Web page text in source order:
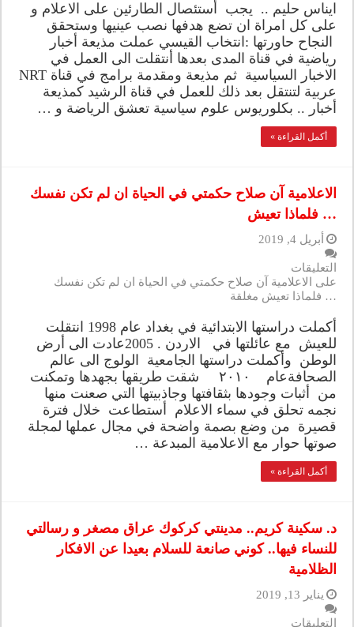
ايناس حليم .. يجب أستئصال الطارئين على الاعلام و
على كل امراة ان تضع هدفها نصب عينيها وستحقق
النجاح حاورتها :انتخاب القيسي عملت مذيعة أخبار
رياضية في قناة المدى بعدها أنتقلت الى العمل في
الاخبار السياسية ثم مذيعة ومقدمة برامج في قناة NRT
عربية لتنتقل بعد ذلك للعمل في قناة الرشيد كمذيعة
أخبار .. بكلوريوس علوم سياسية تعشق الرياضة و …
أكمل القراءة »
الاعلامية آن صلاح حكمتي في الحياة ان لم تكن نفسك
… فلماذا تعيش
أبريل 4, 2019
التعليقات
على الاعلامية آن صلاح حكمتي في الحياة ان لم تكن نفسك
… فلماذا تعيش مغلقة
أكملت دراستها الابتدائية في بغداد عام 1998 انتقلت
للعيش مع عائلتها في الاردن . 2005عادت الى أرض
الوطن وأكملت دراستها الجامعية الولوج الى عالم
الصحافةعام ٢٠١٠ شقت طريقها بجهدها وتمكنت
من أثبات وجودها بثقافتها وجاذبيتها التي صعنت منها
نجمه تحلق في سماء الاعلام أستطاعت خلال فترة
قصيرة من وضع بصمة واضحة في مجال عملها لمجلة
صوتها حوار مع الاعلامية المبدعة …
أكمل القراءة »
د. سكينة كريم.. مدينتي كركوك عراق مصغر و رسالتي
للنساء فيها.. كوني صانعة للسلام بعيدا عن الافكار
الظلامية
يناير 13, 2019
التعليقات